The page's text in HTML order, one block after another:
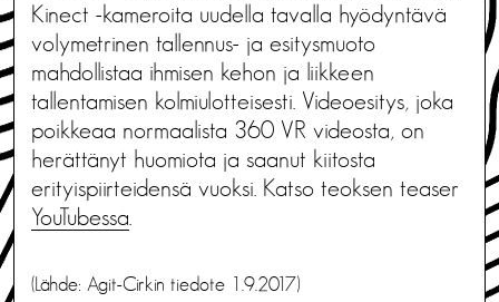
Kinect -kameroita uudella tavalla hyödyntävä
volymetrinen tallennus- ja esitysmuoto
mahdollistaa ihmisen kehon ja liikkeen
tallentamisen kolmiulotteisesti. Videoesitys, joka
poikkeaa normaalista 360 VR videosta, on
herättänyt huomiota ja saanut kiitosta
erityispiirteidensä vuoksi. Katso teoksen teaser
YouTubessa
(Lähde: Agit-Cirkin tiedote 1.9.2017)